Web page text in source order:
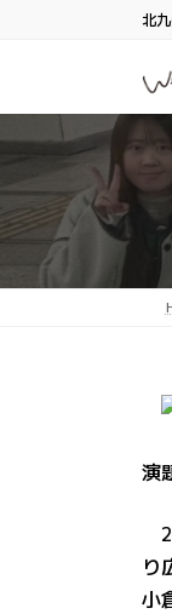
ッ
移
北
演
り
小